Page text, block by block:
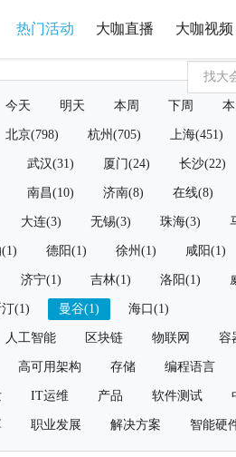
热门活动 大咖直播 大咖视频
今天 明天 本周 下周
北京(798) 杭州(705) 上海(451)
武汉(31) 厦门(24) 长沙(22)
南昌(10) 济南(8) 在线(8)
大连(3) 无锡(3) 珠海(3)
德阳(1) 徐州(1) 咸阳(1)
济宁(1) 吉林(1) 洛阳(1)
(1) 曼谷(1) 海口(1)
人工智能 区块链 物联网 容
高可用架构 存储 编程语言
IT运维 产品 软件测试
职业发展 解决方案 智能硬